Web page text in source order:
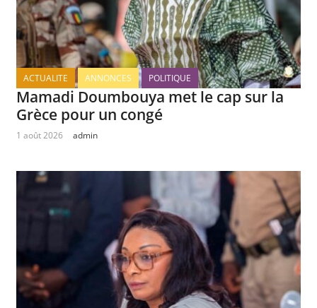
ACTUALITE ANNONCES POLITIQUE
Mamadi Doumbouya met le cap sur la
Grèce pour un congé
1 août 2026 admin